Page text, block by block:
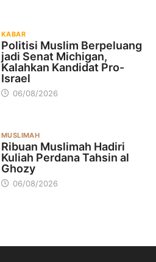
KABAR
Politisi Muslim Berpeluang
jadi Senat Michigan,
Kalahkan Kandidat Pro-
Israel
06/08/2026
MUSLIMAH
Ribuan Muslimah Hadiri
Kuliah Perdana Tahsin al
Ghozy
06/08/2026